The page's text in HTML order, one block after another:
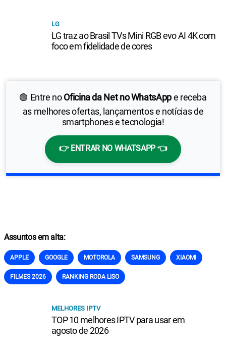
🟢 Entre noOficina da Net no WhatsAppe receba
as melhores ofertas, lançamentos e notícias de
smartphones e tecnologia!
👉 ENTRAR NO WHATSAPP 👈
LG
LG traz ao Brasil TVs Mini RGB evo AI 4K com
foco em fidelidade de cores
Assuntos em alta:
APPLE GOOGLE MOTOROLA SAMSUNG XIAOMI
FILMES 2026 RANKING RODA LISO
MELHORES IPTV
TOP 10 melhores IPTV para usar em
agosto de 2026